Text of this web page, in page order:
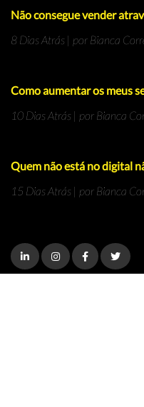
Não consegue vender
8 Dias Atrás | por Bianca
Como aumentar os meus
10 Dias Atrás | por Bianca
Quem não está no digital
15 Dias Atrás | por Bianca